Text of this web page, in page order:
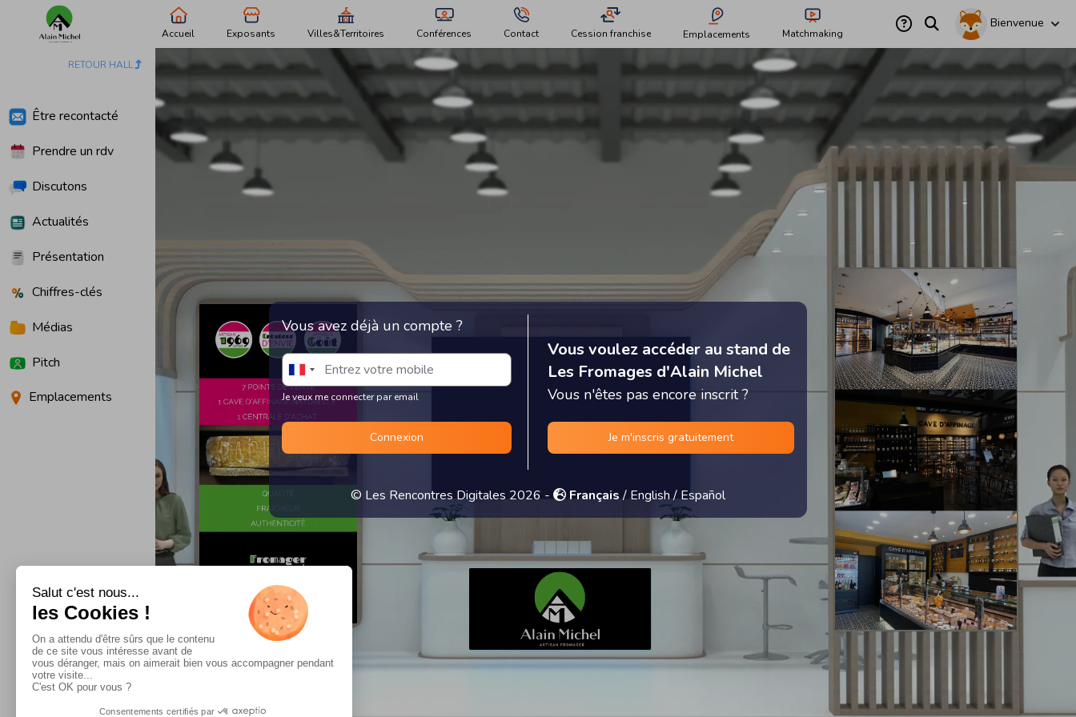
Accueil Exposants Villes&Territoires Conférences Contact Cession franchise Emplacements Matchmaking
Bienvenue
RETOUR HALL
Être recontacté
Prendre un rdv
Discutons
Actualités
Présentation
Chiffres-clés
Médias
Pitch
Emplacements
Vous avez déjà un compte ?
Je veux me connecter par email
Connexion
Vous voulez accéder au stand de
Les Fromages d'Alain Michel
Vous n'êtes pas encore inscrit ?
Je m'inscris gratuitement
© Les Rencontres Digitales 2026 - Français / English/Español